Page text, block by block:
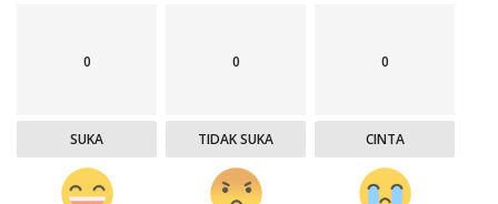
0
SUKA
0
TIDAK SUKA
0
CINTA